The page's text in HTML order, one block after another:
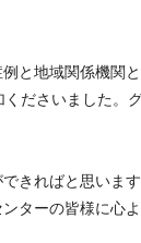
と地域関係機関
ださいました。
きればと思います
ターの皆様に心よ